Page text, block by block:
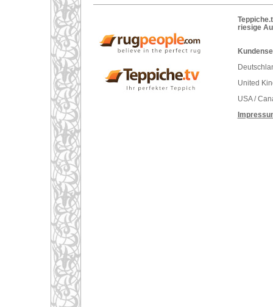
riesige
United
USA /